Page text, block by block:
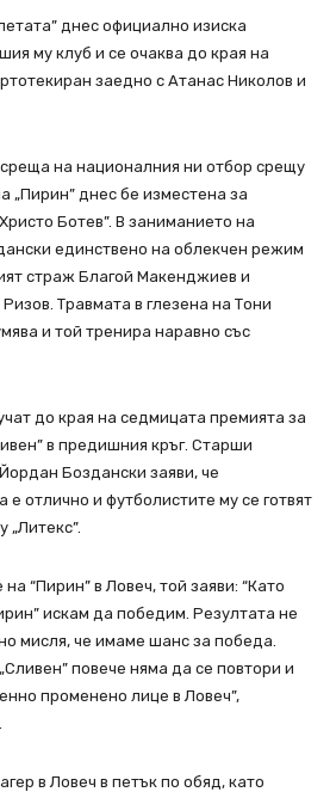
днес официално изиска
му клуб и се очаква до края на
заедно с Атанас Николов и
на националния ни отбор срещу
„Пирин” днес бе изместена за
Ботев”. В заниманието на
единствено на облекчен режим
страж Благой Макенджиев и
Травмата в глезена на Тони
и той тренира наравно със
до края на седмицата премията за
в предишния кръг. Старши
Боздански заяви, че
е отлично и футболистите му се готвят
„Литекс”.
“Пирин” в Ловеч, той заяви: “Като
искам да победим. Резултата не
мисля, че имаме шанс за победа.
повече няма да се повтори и
променено лице в Ловеч”,
в Ловеч в петък по обяд, като